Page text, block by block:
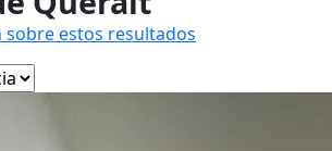
estos resultados